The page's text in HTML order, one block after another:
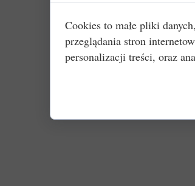
Cookies to małe pliki
przeglądania stron
personalizacji treści, oraz